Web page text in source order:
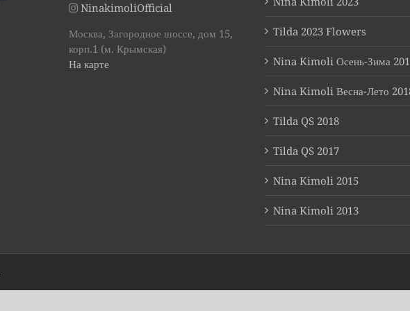
NinakimoliOfficial
Москва, Загородное шоссе, дом 15,
корп.1 (м. Крымская)
На карте
Tilda 2023 Flowers
Nina Kimoli Осень-Зима
Nina Kimoli Весна-Лето
Tilda QS 2018
Tilda QS 2017
Nina Kimoli 2015
Nina Kimoli 2013